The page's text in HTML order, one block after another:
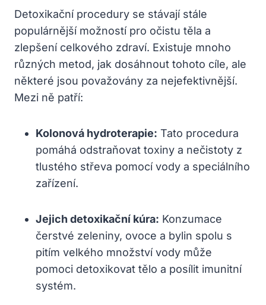
Detoxikační procedury se stávají stále
populárnější možností pro očistu těla a
zlepšení celkového zdraví. Existuje mnoho
různých metod, jak dosáhnout tohoto cíle, ale
některé jsou považovány za nejefektivnější.
Mezi ně patří:
Kolonová hydroterapie: Tato procedura
pomáhá odstraňovat toxiny a nečistoty z
tlustého střeva pomocí vody a speciálního
zařízení.
Jejich detoxikační kúra: Konzumace
čerstvé zeleniny, ovoce a bylin spolu s
pitím velkého množství vody může
pomoci detoxikovat tělo a posílit imunitní
systém.